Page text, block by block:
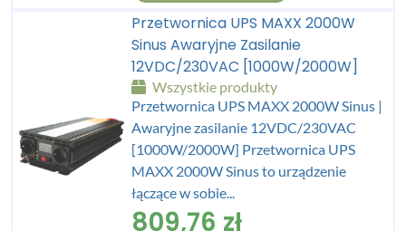
Przetwornica UPS MAXX 2000W
Sinus Awaryjne Zasilanie
12VDC/230VAC [1000W/2000W]
Wszystkie produkty
Przetwornica UPS MAXX 2000W Sinus |
Awaryjne zasilanie 12VDC/230VAC
[1000W/2000W] Przetwornica UPS
MAXX 2000W Sinus to urządzenie
łączące w sobie...
809,76 zł